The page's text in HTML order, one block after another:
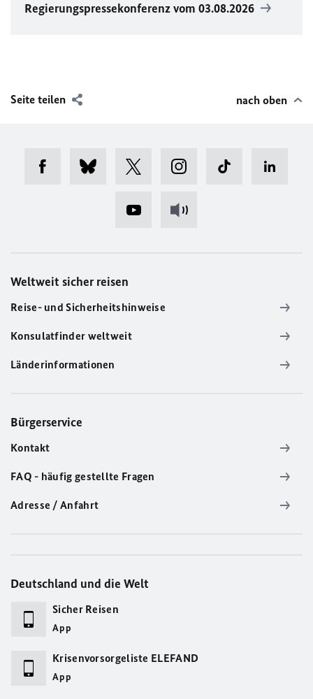
Regierungspressekonferenz vom 03.08.2026
Seite teilen nach oben
Weltweit sicher reisen
Reise- und Sicherheitshinweise
Konsulatfinder weltweit
Länderinformationen
Bürgerservice
Kontakt
FAQ - häufig gestellte Fragen
Adresse / Anfahrt
Deutschland und die Welt
Sicher Reisen
App
Krisenvorsorgeliste ELEFAND
App